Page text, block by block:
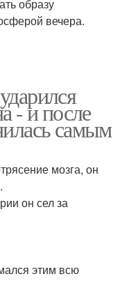
образу
вечера.
- и после
самым
мозга, он
он сел за
этим всю